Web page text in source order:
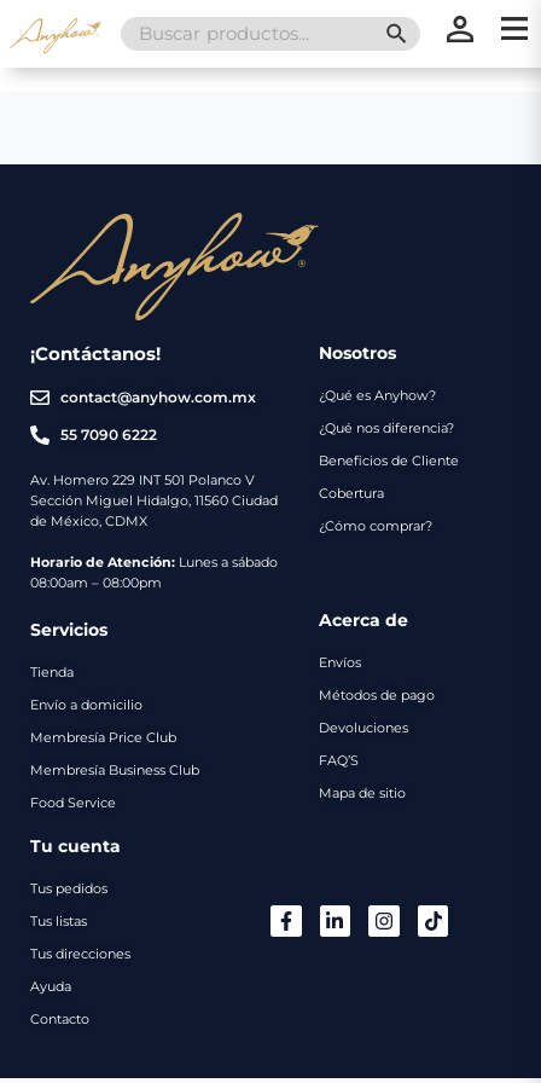
Search
for:
SEARCH
¡Contáctanos!
contact@anyhow.com.mx
55 7090 6222
Av. Homero 229 INT 501 Polanco V
Sección Miguel Hidalgo, 11560 Ciudad
de México, CDMX
Horario de Atención: Lunes a sábado
08:00am – 08:00pm
Nosotros
¿Qué es Anyhow?
¿Qué nos diferencia?
Beneficios de Cliente
Cobertura
¿Cómo comprar?
Servicios
Tienda
Envío a domicilio
Membresía Price Club
Membresía Business Club
Food Service
Acerca de
Envíos
Métodos de pago
Devoluciones
FAQ’S
Mapa de sitio
Tu cuenta
Tus pedidos
Tus listas
Tus direcciones
Ayuda
Contacto
Nosotros
Servicios
Envíos
Métodos
de
Catálogo
Regalos
Contacto